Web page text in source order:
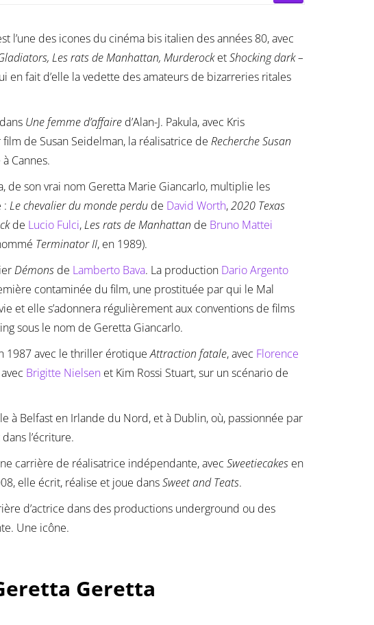
l’une des icones du cinéma bis italien des années 80, avec
Les rats de Manhattan, MurderocketShocking dark –
en fait d’elle la vedette des amateurs de bizarreries ritales
Une femme d’affaire d’Alan-J. Pakula, avec Kris
de Susan Seidelman, la réalisatrice de Recherche Susan
Cannes.
de son vrai nom Geretta Marie Giancarlo, multiplie les
: Le chevalier du monde perdu de David Worth,2020 Texas
de Lucio Fulci,Les rats de Manhattan de Bruno Mattei
Terminator II, en 1989).
Démons de Lamberto Bava. La production Dario Argento
contaminée du film, une prostituée par qui le Mal
et elle s’adonnera régulièrement aux conventions de films
sous le nom de Geretta Giancarlo.
1987 avec le thriller érotiqueAttraction fatale, avec Florence
Brigitte Nielsen et Kim Rossi Stuart, sur un scénario de
à Belfast en Irlande du Nord, et à Dublin, où, passionnée par
l’écriture.
carrière de réalisatrice indépendante, avec Sweetiecakes en
elle écrit, réalise et joue dansSweet and Teats.
d’actrice dans des productions underground ou des
Une icône.
Geretta